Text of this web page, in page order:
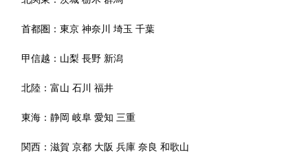
首都圏：東京 神奈川 埼玉 千葉
甲信越： 山梨 長野 新潟
北陸：富山 石川 福井
東海：静岡 岐阜 愛知 三重
関西：滋賀 京都 大阪 兵庫 奈良 和歌山